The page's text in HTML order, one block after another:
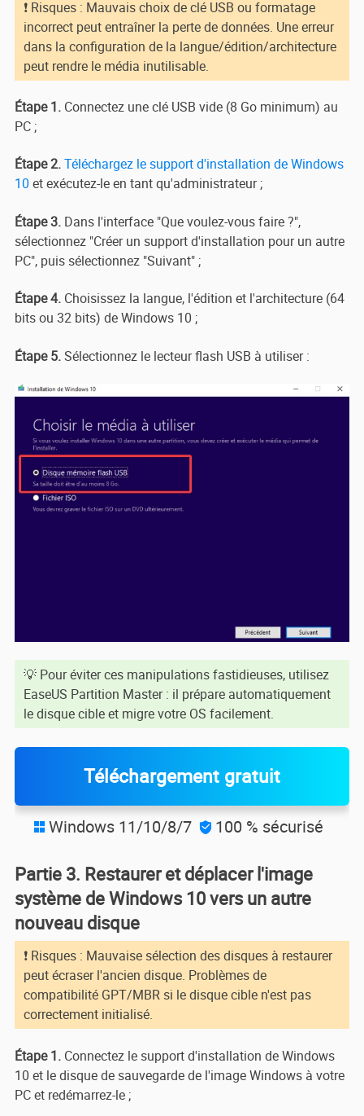
❗ Risques : Mauvais choix de clé USB ou formatage
incorrect peut entraîner la perte de données. Une erreur
dans la configuration de la langue/édition/architecture
peut rendre le média inutilisable.
Étape 1.Connectez une clé USB vide (8 Go minimum) au
PC ;
Étape 2.Téléchargez le support d'installation de Windows
10 et exécutez-le en tant qu'administrateur ;
Étape 3. Dans l'interface "Que voulez-vous faire ?",
sélectionnez "Créer un support d'installation pour un autre
PC", puis sélectionnez "Suivant" ;
Étape 4. Choisissez la langue, l'édition et l'architecture (64
bits ou 32 bits) de Windows 10 ;
Étape 5.Sélectionnez le lecteur flash USB à utiliser :
💡 Pour éviter ces manipulations fastidieuses, utilisez
EaseUS Partition Master : il prépare automatiquement
le disque cible et migre votre OS facilement.
Téléchargement gratuit
 Windows 11/10/8/7  100 % sécurisé
Partie 3. Restaurer et déplacer l'image
système de Windows 10 vers un autre
nouveau disque
❗ Risques : Mauvaise sélection des disques à restaurer
peut écraser l'ancien disque. Problèmes de
compatibilité GPT/MBR si le disque cible n'est pas
correctement initialisé.
Étape 1. Connectez le support d'installation de Windows
10 et le disque de sauvegarde de l'image Windows à votre
PC et redémarrez-le ;